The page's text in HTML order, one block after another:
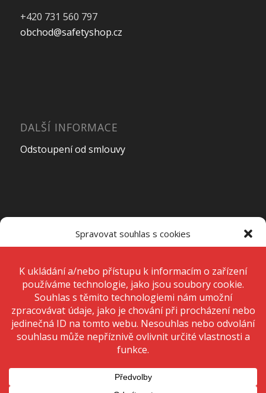
Spravovat souhlas s cookies
technologie, jako jsou soubory cookie. Děláme to, abychom zlepšili
zážitek z prohlížení a zobrazovali personalizované reklamy. Souhlas s
těmito technologiemi nám umožní zpracovávat údaje, jako je chování
při procházení nebo jedinečná ID na tomto webu. Nesouhlas nebo
odvolání souhlasu může nepříznivě ovlivnit určité vlastnosti a funkce.
Přijmout
Odmítnout
+420 731 560 797
obchod@safetyshop.cz
DALŠÍ INFORMACE
Odstoupení od smlouvy
Pondělí – Pátek7:00 – 15:00
SobotaZavřeno
Neděle Zavřeno